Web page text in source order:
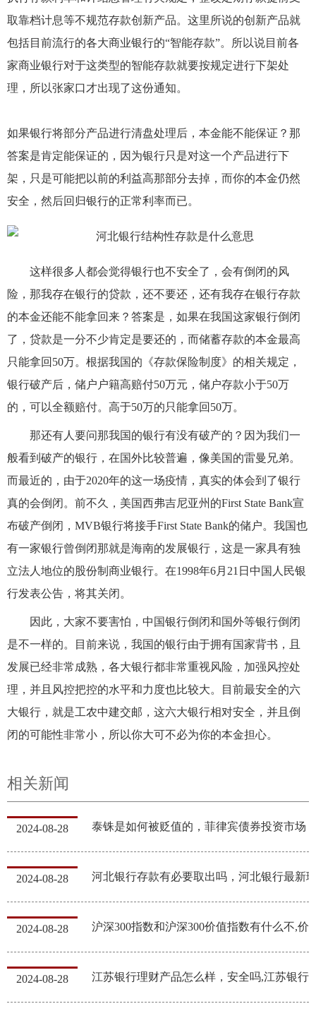
取靠档计息等不规范存款创新产品。这里所说的创新产品就
包括目前流行的各大商业银行的“智能存款”。所以说目前各
家商业银行对于这类型的智能存款就要按规定进行下架处
理，所以张家口才出现了这份通知。
如果银行将部分产品进行清盘处理后，本金能不能保证？那
答案是肯定能保证的，因为银行只是对这一个产品进行下
架，只是可能把以前的利益高那部分去掉，而你的本金仍然
安全，然后回归银行的正常利率而已。
这样很多人都会觉得银行也不安全了，会有倒闭的风
险，那我存在银行的贷款，还不要还，还有我存在银行存款
的本金还能不能拿回来？答案是，如果在我国这家银行倒闭
了，贷款是一分不少肯定是要还的，而储蓄存款的本金最高
只能拿回50万。根据我国的《存款保险制度》的相关规定，
银行破产后，储户户籍高赔付50万元，储户存款小于50万
的，可以全额赔付。高于50万的只能拿回50万。
那还有人要问那我国的银行有没有破产的？因为我们一
般看到破产的银行，在国外比较普遍，像美国的雷曼兄弟。
而最近的，由于2020年的这一场疫情，真实的体会到了银行
真的会倒闭。前不久，美国西弗吉尼亚州的First State Bank宣
布破产倒闭，MVB银行将接手First State Bank的储户。我国也
有一家银行曾倒闭那就是海南的发展银行，这是一家具有独
立法人地位的股份制商业银行。在1998年6月21日中国人民银
行发表公告，将其关闭。
因此，大家不要害怕，中国银行倒闭和国外等银行倒闭
是不一样的。目前来说，我国的银行由于拥有国家背书，且
发展已经非常成熟，各大银行都非常重视风险，加强风控处
理，并且风控把控的水平和力度也比较大。目前最安全的六
大银行，就是工农中建交邮，这六大银行相对安全，并且倒
闭的可能性非常小，所以你大可不必为你的本金担心。
相关新闻
2024-08-28 泰铢是如何被贬值的，菲律宾债券投资市场
2024-08-28
2024-08-28
2024-08-28